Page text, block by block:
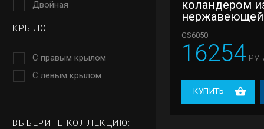
Двойная
КРЫЛО:
С правым крылом
С левым крылом
ВЫБЕРИТЕ КОЛЛЕКЦИЮ:
коландером
нержавеющей
GS6050
16254
КУПИТЬ